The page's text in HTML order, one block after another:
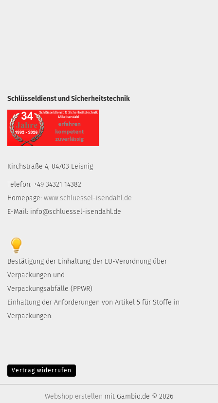
Schlüsseldienst und Sicherheitstechnik
Kirchstraße 4, 04703 Leisnig
Telefon: +49 34321 14382
Homepage: www.schluessel-isendahl.de
E-Mail: info@schluessel-isendahl.de
Bestätigung der Einhaltung der EU-Verordnung über
Verpackungen und
Verpackungsabfälle (PPWR)
Einhaltung der Anforderungen von Artikel 5 für Stoffe in
Verpackungen.
Vertrag widerrufen
Webshop erstellen mit Gambio.de © 2026